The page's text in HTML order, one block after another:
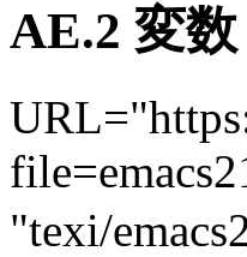
AE.2 変数
"texi/